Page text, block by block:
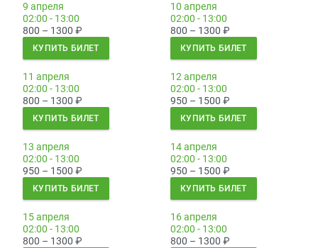
9 апреля
02:00 - 13:00
800 – 1300 ₽
КУПИТЬ БИЛЕТ
10 апреля
02:00 - 13:00
800 – 1300 ₽
КУПИТЬ БИЛЕТ
11 апреля
02:00 - 13:00
800 – 1300 ₽
КУПИТЬ БИЛЕТ
12 апреля
02:00 - 13:00
950 – 1500 ₽
КУПИТЬ БИЛЕТ
13 апреля
02:00 - 13:00
950 – 1500 ₽
КУПИТЬ БИЛЕТ
14 апреля
02:00 - 13:00
950 – 1500 ₽
КУПИТЬ БИЛЕТ
15 апреля
02:00 - 13:00
800 – 1300 ₽
16 апреля
02:00 - 13:00
800 – 1300 ₽